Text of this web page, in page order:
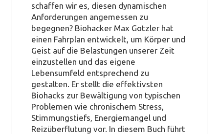
schaffen wir es, diesen dynamischen
Anforderungen angemessen zu
begegnen? Biohacker Max Gotzler hat
einen Fahrplan entwickelt, um Körper und
Geist auf die Belastungen unserer Zeit
einzustellen und das eigene
Lebensumfeld entsprechend zu
gestalten. Er stellt die effektivsten
Biohacks zur Bewältigung von typischen
Problemen wie chronischem Stress,
Stimmungstiefs, Energiemangel und
Reizüberflutung vor. In diesem Buch führt